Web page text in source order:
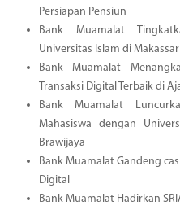
Persiapan Pensiun
Bank Muamalat
Universitas Islam di Makassar
Bank Muamalat
Transaksi Digital Terbaik di
Bank Muamalat
Mahasiswa dengan
Brawijaya
Bank Muamalat Gandeng
Digital
Bank Muamalat Hadirkan